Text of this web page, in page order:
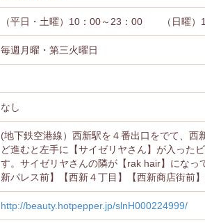
（平日・土曜）10：00～23：00 （日曜）
毎週月曜・第三火曜日
なし
(地下鉄空港線）西新駅を４番出口をでて、西
ど進むと左手に【サイゼリヤさん】が入った
す。サイゼリヤさんの隣が【rak hair】にな
新パレス前】【西新４丁目】【西新商店街前
http://beauty.hotpepper.jp/slnH000224999/